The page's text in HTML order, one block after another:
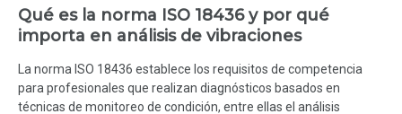
Qué es la norma ISO 18436 y por qué
importa en análisis de vibraciones
La norma ISO 18436 establece los requisitos de competencia
para profesionales que realizan diagnósticos basados en
técnicas de monitoreo de condición, entre ellas el análisis